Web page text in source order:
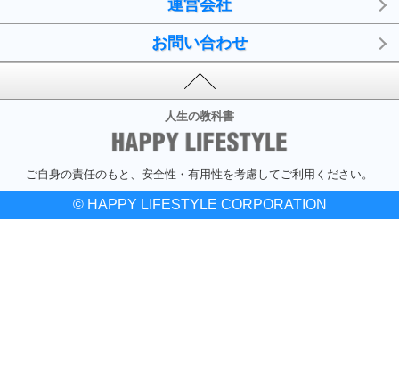
運営会社
お問い合わせ
人生の教科書
ご自身の責任のもと、安全性・有用性を考慮してご利用ください。
© HAPPY LIFESTYLE CORPORATION